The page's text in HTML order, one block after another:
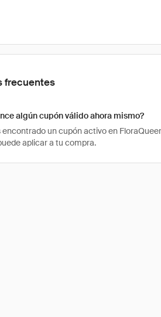
frecuentes
algún cupón válido ahora mismo?
un cupón activo en
aplicar a tu compra.